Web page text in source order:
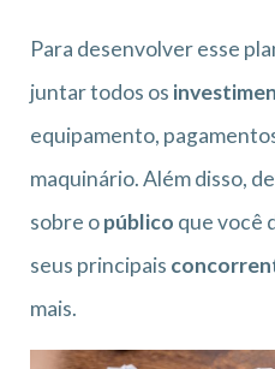
Para desenvolver esse
juntar todos os
equipamento,
maquinário. Além disso,
sobre opúblico que você
seus principais
mais.